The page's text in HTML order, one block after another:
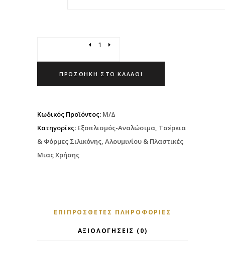
ΠΡΟΣΘΉΚΗ ΣΤΟ ΚΑΛΆΘΙ
Κωδικός Προϊόντος: Μ/Δ
Κατηγορίες: Εξοπλισμός-Αναλώσιμα, Τσέρκια
& Φόρμες Σιλικόνης, Αλουμινίου & Πλαστικές
Μιας Χρήσης
ΕΠΙΠΡΌΣΘΕΤΕΣ ΠΛΗΡΟΦΟΡΊΕΣ
ΑΞΙΟΛΟΓΉΣΕΙΣ (0)